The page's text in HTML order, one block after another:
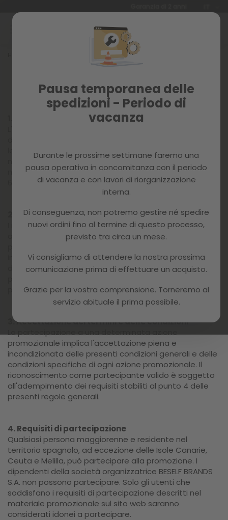
Pausa temporanea delle
spedizioni - Periodo di
vacanza
Durante le prossime settimane faremo una
pausa operativa in concomitanza con il periodo
di vacanza e con lavori di riorganizzazione
interna.
Di conseguenza, non potremo gestire né spedire
nuovi ordini fino al termine di questo processo,
previsto tra circa un mese.
Vi consigliamo di attendere la nostra prossima
comunicazione prima di effettuare un acquisto.
Grazie per la vostra comprensione. Torneremo al
servizio abituale il prima possibile.
Salta
Basi legali
1. Azienda organizzatrice
legale in C/ Mas de la Perla 8, 43800 Valls (Tarragona) e
numero di identificazione fiscale: B-65114373. Registrato
nel Registro Mercantile di Tarragona, Volume 2847, Folio
6, Pagina T47561, Iscrizione 4.
2. Regole specifiche
I requisiti necessari per partecipare a una specifica
azione promozionale sono descritti nel materiale
includeranno informazioni riguardanti la durata
dell'azione, la forma di partecipazione, il costo della
partecipazione.
3. Accettazione dei termini e delle condizioni
La partecipazione a una determinata azione
promozionale implica l'accettazione piena e
incondizionata delle presenti condizioni generali e delle
condizioni specifiche di ogni azione promozionale. Il
riconoscimento come partecipante valido è soggetto
all'adempimento dei requisiti stabiliti al punto 4 delle
presenti regole generali.
4. Requisiti di partecipazione
Qualsiasi persona maggiorenne e residente nel
territorio spagnolo, ad eccezione delle Isole Canarie,
Ceuta e Melilla, può partecipare alla promozione. I
dipendenti della società organizzatrice BESELF BRANDS
S.A. non possono partecipare. Solo gli utenti che
soddisfano i requisiti di partecipazione descritti nel
materiale promozionale sul sito web saranno
considerati idonei a partecipare.